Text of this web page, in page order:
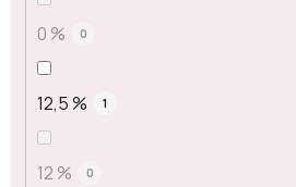
0 % 0
12,5 % 1
12 % 0